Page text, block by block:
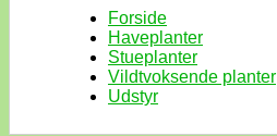
Forside
Haveplanter
Stueplanter
Vildtvoksende planter
Udstyr